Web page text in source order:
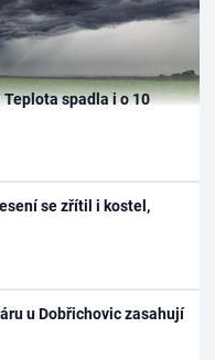
Teplota spadla i o 10
se zřítil i kostel,
u Dobřichovic zasahují